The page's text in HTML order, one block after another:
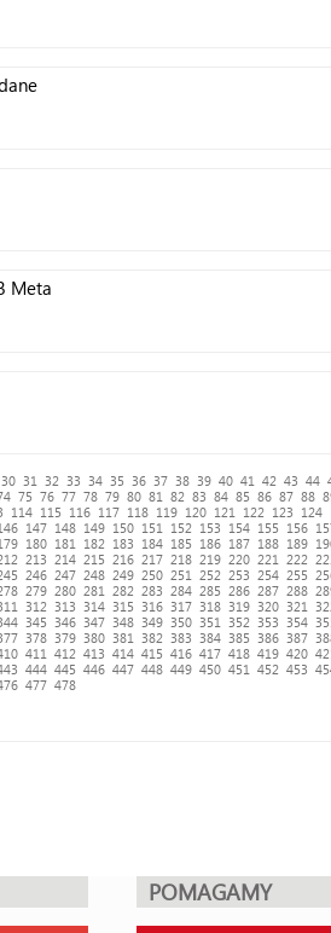
Meta
30 31 32 33 34 35 36 37 38 39 40 41 42 43 44
75 76 77 78 79 80 81 82 83 84 85 86 87 88
114 115 116 117 118 119 120 121 122 123
124
147 148 149 150 151 152 153 154 155 156
180 181 182 183 184 185 186 187 188 189
213 214 215 216 217 218 219 220 221 222
246 247 248 249 250 251 252 253 254 255
279 280 281 282 283 284 285 286 287 288
312 313 314 315 316 317 318 319 320 321
345 346 347 348 349 350 351 352 353 354
378 379 380 381 382 383 384 385 386 387
411 412 413 414 415 416 417 418 419 420
444 445 446 447 448 449 450 451 452 453
477 478
POMAGAMY